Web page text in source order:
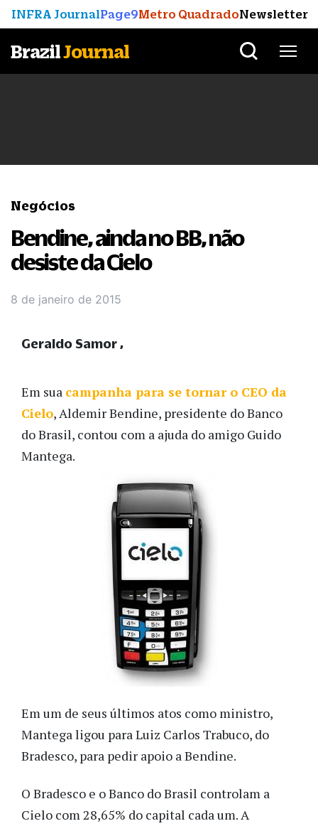
INFRA JournalPage9Metro QuadradoNewsletter
BrazilJournal
Negócios
Bendine, ainda no BB, não
desiste da Cielo
8 de janeiro de 2015
Em sua campanha para se tornar o CEO da
Cielo, Aldemir Bendine, presidente do Banco
do Brasil, contou com a ajuda do amigo Guido
Mantega.
Em um de seus últimos atos como ministro,
Mantega ligou para Luiz Carlos Trabuco, do
Bradesco, para pedir apoio a Bendine.
O Bradesco e o Banco do Brasil controlam a
Cielo com 28,65% do capital cada um. A
Geraldo Samor